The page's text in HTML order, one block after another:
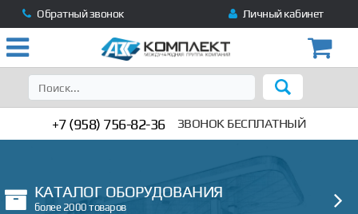
Обратный звонок Личный кабинет
+7 (958) 756-82-36 ЗВОНОК БЕСПЛАТНЫЙ
КАТАЛОГ ОБОРУДОВАНИЯ
более 2000 товаров